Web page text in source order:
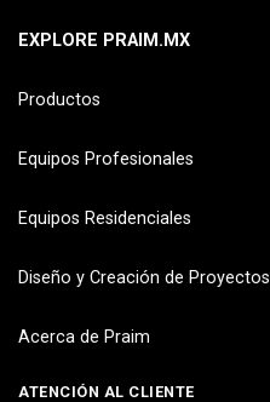
EXPLORE PRAIM.MX
Productos
Equipos Profesionales
Equipos Residenciales
Diseño y Creación de Proyectos
Acerca de Praim
ATENCIÓN AL CLIENTE